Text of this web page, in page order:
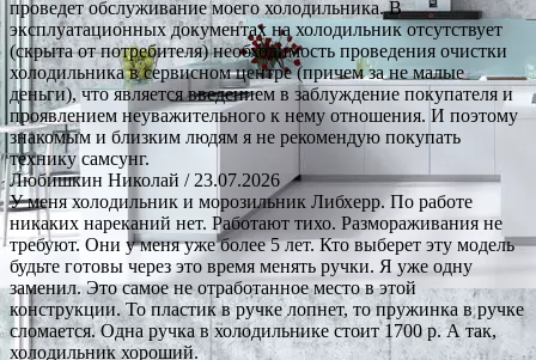
проведет обслуживание моего холодильника. В
эксплуатационных документах на холодильник отсутствует
(скрыта от потребителя) необходимость проведения очистки
холодильника в сервисном центре (причем за не малые
деньги), что является введением в заблуждение покупателя и
проявлением неуважительного к нему отношения. И поэтому
знакомым и близким людям я не рекомендую покупать
технику самсунг.
Любишкин Николай / 23.07.2026
У меня холодильник и морозильник Либхерр. По работе
никаких нареканий нет. Работают тихо. Размораживания не
требуют. Они у меня уже более 5 лет. Кто выберет эту модель
будьте готовы через это время менять ручки. Я уже одну
заменил. Это самое не отработанное место в этой
конструкции. То пластик в ручке лопнет, то пружинка в ручке
сломается. Одна ручка в холодильнике стоит 1700 р. А так,
холодильник хороший.